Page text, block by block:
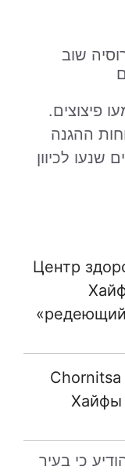
שוב
פיצוצים.
ההגנה
שנעו לכיוון
Центр
Хайфы
כי בעיר